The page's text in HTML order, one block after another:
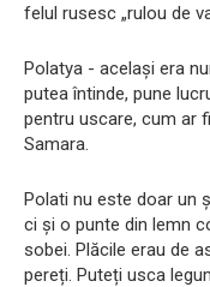
felul rusesc „rulou de
Polatya - același era
putea întinde, pune
pentru uscare, cum ar
Samara.
Polati nu este doar un
ci și o punte din lemn
sobei. Plăcile erau de
pereți. Puteți usca